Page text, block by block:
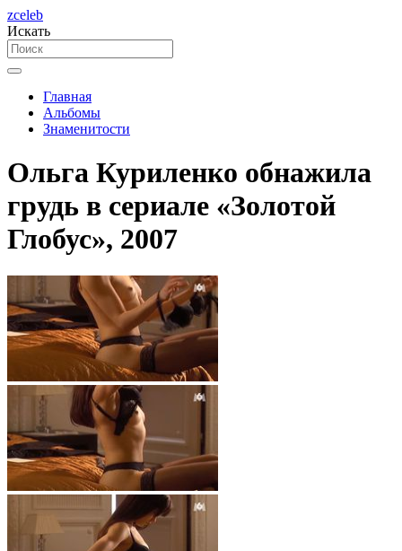
zceleb
Искать
Главная
Альбомы
Знаменитости
Ольга Куриленко обнажила
грудь в сериале «Золотой
Глобус», 2007